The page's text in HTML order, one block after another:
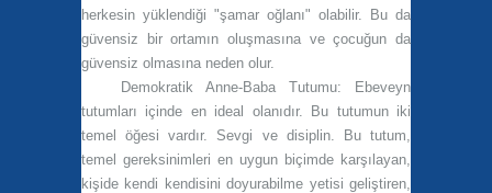
herkesin yüklendiği "şamar oğlanı" olabilir. Bu da
güvensiz bir ortamın oluşmasına ve çocuğun da
güvensiz olmasına neden olur.
Demokratik Anne-Baba Tutumu: Ebeveyn
tutumları içinde en ideal olanıdır. Bu tutumun iki
temel öğesi vardır. Sevgi ve disiplin. Bu tutum,
temel gereksinimleri en uygun biçimde karşılayan,
kişide kendi kendisini doyurabilme yetisi geliştiren,